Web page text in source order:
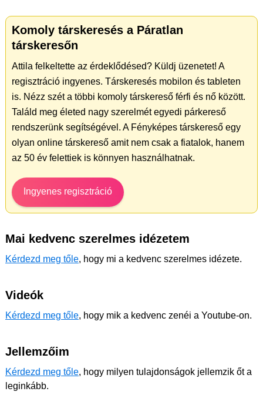
Komoly társkeresés a Páratlan
társkeresőn
Attila felkeltette az érdeklődésed? Küldj üzenetet! A
regisztráció ingyenes. Társkeresés mobilon és tableten
is. Nézz szét a többi komoly társkereső férfi és nő között.
Találd meg életed nagy szerelmét egyedi párkereső
rendszerünk segítségével. A Fényképes társkereső egy
olyan online társkereső amit nem csak a fiatalok, hanem
az 50 év felettiek is könnyen használhatnak.
Ingyenes regisztráció
Mai kedvenc szerelmes idézetem
Kérdezd meg tőle, hogy mi a kedvenc szerelmes idézete.
Videók
Kérdezd meg tőle, hogy mik a kedvenc zenéi a Youtube-on.
Jellemzőim
Kérdezd meg tőle, hogy milyen tulajdonságok jellemzik őt a
leginkább.